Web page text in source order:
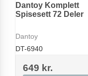
Dantoy Komplett
Spisesett 72 Deler
Dantoy
DT-6940
649 kr.